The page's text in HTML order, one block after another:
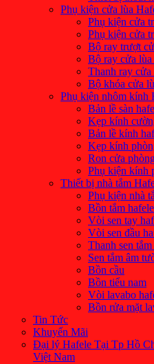
Phụ kiện cửa lùa
Phụ kiện cửa
Phụ kiện cửa
Bộ ray trượt
Bộ ray cửa lùa
Thanh ray cửa
Bộ khóa cửa
Phụ kiện nhôm kính
Bản lề sàn
Kẹp kính
Bản lề kính
Kẹp kính
Ron cửa
Phụ kiện kính
Thiết bị nhà tắm
Phụ kiện nhà
Bồn tắm hafele
Vòi sen tay
Vòi sen đầu
Thanh sen
Sen tắm âm
Bồn cầu
Bồn tiểu nam
Vòi lavabo
Bồn rửa mặt
Tin Tức
Khuyến Mãi
Đại lý Hafele Tại Tp Hồ
Việt Nam